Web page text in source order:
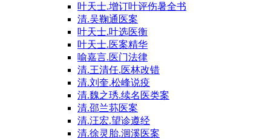
叶天士.增订叶评伤暑全书
清.吴鞠通医案
叶天士.叶选医衡
叶天士.医案精华
喻嘉言.医门法律
清.王清任.医林改错
清.刘奎.松峰说疫
清.魏之琇.续名医类案
清.邵兰荪医案
清.汪宏.望诊遵经
清.徐灵胎.洄溪医案